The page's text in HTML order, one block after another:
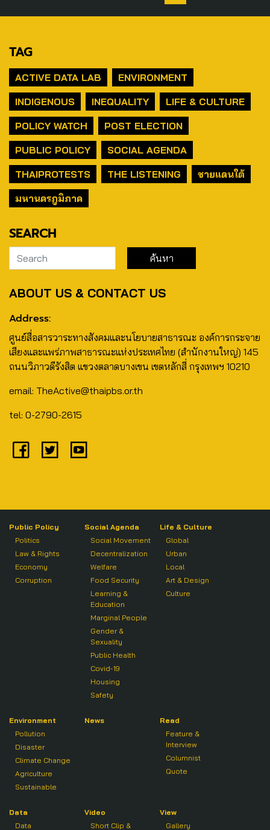
TAG
ACTIVE DATA LAB
ENVIRONMENT
INDIGENOUS
INEQUALITY
LIFE & CULTURE
POLICY WATCH
POST ELECTION
PUBLIC POLICY
SOCIAL AGENDA
THAIPROTESTS
THE LISTENING
ชายแดนใต้
มหานครภูมิภาค
SEARCH
ABOUT US & CONTACT US
Address:
ศูนย์สื่อสารวาระทางสังคมและนโยบายสาธารณะ องค์การกระจาย
เสียงและแพร่ภาพสาธารณะแห่งประเทศไทย (สำนักงานใหญ่) 145
ถนนวิภาวดีรังสิต แขวงตลาดบางเขน เขตหลักสี่ กรุงเทพฯ 10210
email: TheActive@thaipbs.or.th
tel: 0-2790-2615
Public Policy
Politics
Law & Rights
Economy
Corruption
Social Agenda
Social Movement
Decentralization
Welfare
Food Security
Learning &
Education
Marginal People
Gender &
Sexuality
Public Health
Covid-19
Housing
Safety
Life & Culture
Global
Urban
Local
Art & Design
Culture
Environment
Pollution
Disaster
Climate Change
Agriculture
Sustainable
News
Read
Feature &
Interview
Columnist
Quote
Data
Data
Video
Short Clip &
View
Gallery